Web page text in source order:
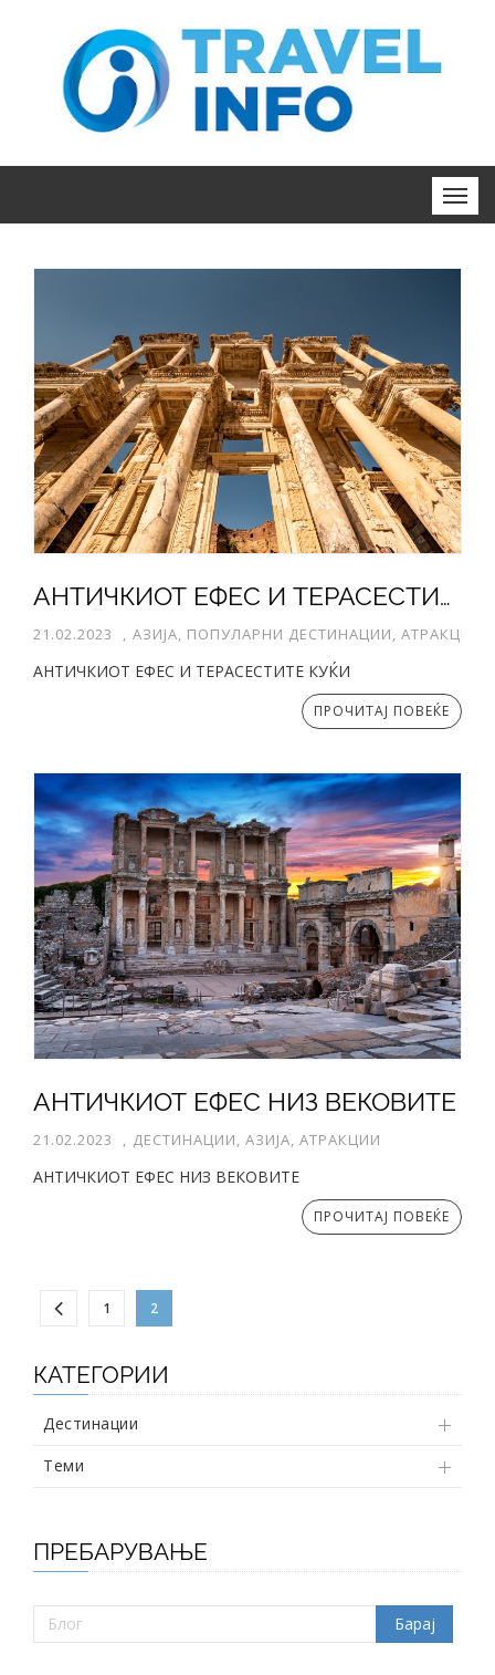
АНТИЧКИОТ ЕФЕС И ТЕРАСЕСТИТЕ КУЌИ
21.02.2023 , АЗИЈА, ПОПУЛАРНИ ДЕСТИНАЦИИ, АТРАКЦИИ
АНТИЧКИОТ ЕФЕС И ТЕРАСЕСТИТЕ КУЌИ
ПРОЧИТАЈ ПОВЕЌЕ
АНТИЧКИОТ ЕФЕС НИЗ ВЕКОВИТЕ
21.02.2023 ДЕСТИНАЦИИ, АЗИЈА, АТРАКЦИИ
АНТИЧКИОТ ЕФЕС НИЗ ВЕКОВИТЕ
ПРОЧИТАЈ ПОВЕЌЕ
1 2
КАТЕГОРИИ
Дестинации
Теми
ПРЕБАРУВАЊЕ